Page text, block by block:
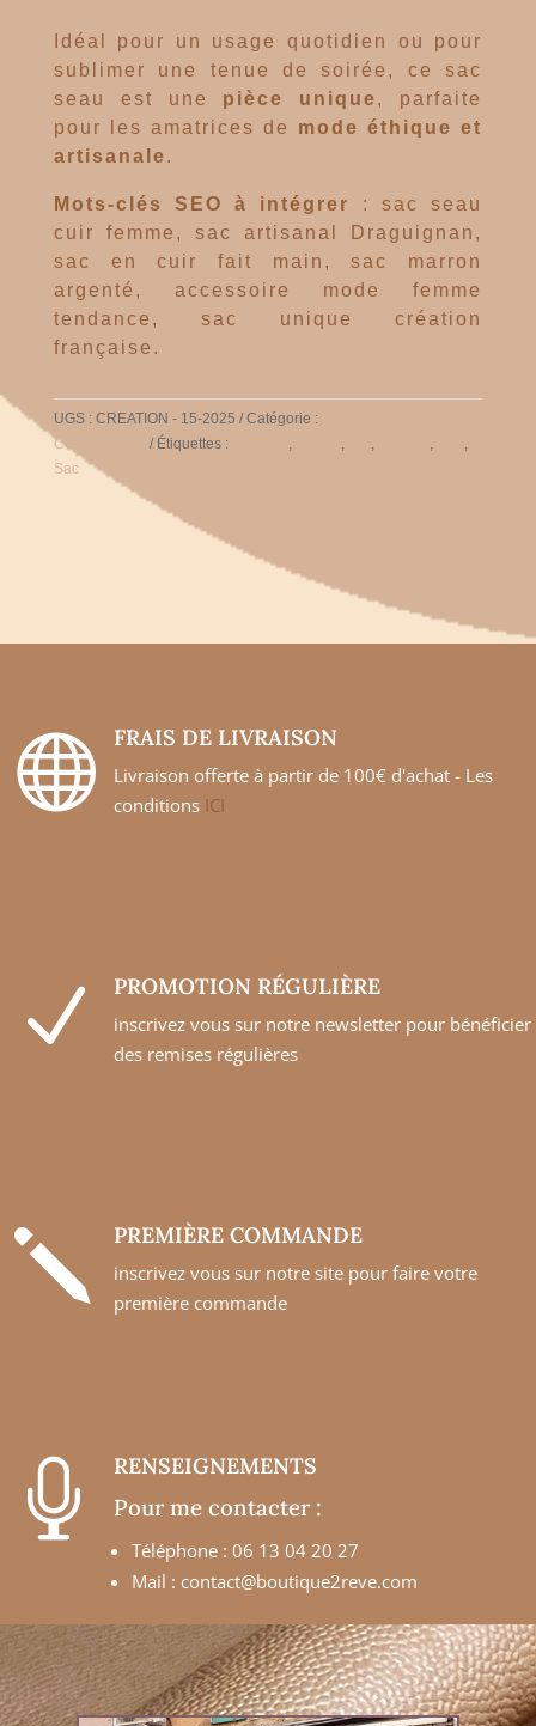
Idéal pour un usage quotidien ou pour
sublimer une tenue de soirée, ce sac
seau est une pièce unique, parfaite
pour les amatrices de mode éthique et
artisanale.
Mots-clés SEO à intégrer
: sac seau
cuir femme, sac artisanal Draguignan,
sac en cuir fait main, sac marron
argenté, accessoire mode femme
tendance, sac unique création
française.
UGS : CREATION - 15-2025 Catégorie :
COLLECTION
Étiquettes : , , , ,
,
Sac
 FRAIS DE LIVRAISON
Livraison offerte à partir de 100€ d'achat - Les
conditions ICI
N PROMOTION RÉGULIÈRE
inscrivez vous sur notre newsletter pour bénéficier
des remises régulières
j PREMIÈRE COMMANDE
inscrivez vous sur notre site pour faire votre
première commande
 RENSEIGNEMENTS
Pour me contacter :
Téléphone : 06 13 04 20 27
Mail : contact@boutique2reve.com